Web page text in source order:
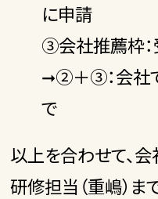
に申請
③会社推薦枠
➞②＋③：会社
で
以上を合わせて、
研修担当（重嶋）ま